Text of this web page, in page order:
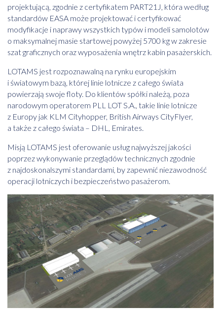
projektującą, zgodnie z certyfikatem PART21J, która według
standardów EASA może projektować i certyfikować
modyfikacje i naprawy wszystkich typów i modeli samolotów
o maksymalnej masie startowej powyżej 5700 kg w zakresie
szat graficznych oraz wyposażenia wnętrz kabin pasażerskich.
LOTAMS jest rozpoznawalną na rynku europejskim
i światowym bazą, której linie lotnicze z całego świata
powierzają swoje floty. Do klientów spółki należą, poza
narodowym operatorem PLL LOT S.A., takie linie lotnicze
z Europy jak KLM Cityhopper, British Airways CityFlyer,
a także z całego świata – DHL, Emirates.
Misją LOTAMS jest oferowanie usług najwyższej jakości
poprzez wykonywanie przeglądów technicznych zgodnie
z najdoskonalszymi standardami, by zapewnić niezawodność
operacji lotniczych i bezpieczeństwo pasażerom.